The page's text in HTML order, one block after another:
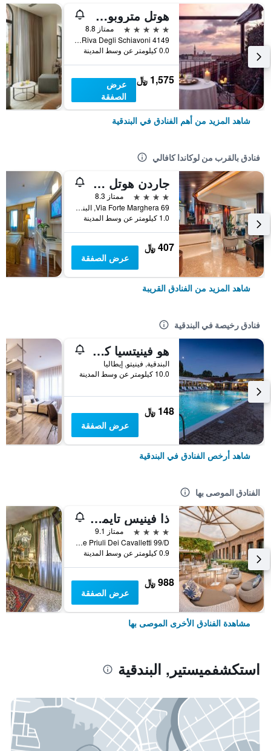
هوتل متروبول فينيتسيا
5 نجوم
ممتاز 8.8
Riva Degli Schiavoni 4149, البندقية, فينيتو, إيطاليا
0.0 كيلومتر عن وسط المدينة
1,575 ﷼
عرض
الصفقة
شاهد المزيد من أهم الفنادق في البندقية
فنادق بالقرب من لوكاندا كافالي
جاردن هوتل ميتشيلانجيلو
4 نجوم
ممتاز 8.3
Via Forte Marghera 69, البندقية, فينيتو, إيطاليا
1.0 كيلومتر عن وسط المدينة
407 ﷼
عرض الصفقة
شاهد المزيد من الفنادق القريبة
فنادق رخيصة في البندقية
هو فينيتسيا كامبنج إن تاون
البندقية, فينيتو, إيطاليا
10.0 كيلومتر عن وسط المدينة
148 ﷼
عرض الصفقة
شاهد أرخص الفنادق في البندقية
الفنادق الموصى بها
ذا فينيس تايمز هوتل، فينيت كوليكش باي آيتش جي
4 نجوم
ممتاز 9.1
Calle Priuli Dei Cavalletti 99/D, البندقية, فينيتو, إيطاليا
0.9 كيلومتر عن وسط المدينة
988 ﷼
عرض الصفقة
مشاهدة الفنادق الأخرى الموصى بها
استكشفميستير, البندقية